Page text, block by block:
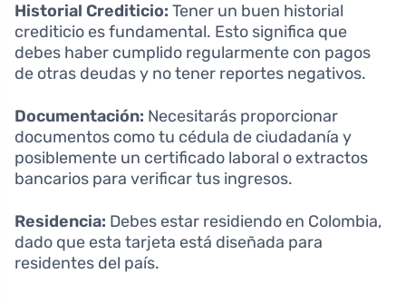
Historial Crediticio: Tener un buen historial
crediticio es fundamental. Esto significa que
debes haber cumplido regularmente con pagos
de otras deudas y no tener reportes negativos.
Documentación: Necesitarás proporcionar
documentos como tu cédula de ciudadanía y
posiblemente un certificado laboral o extractos
bancarios para verificar tus ingresos.
Residencia: Debes estar residiendo en Colombia,
dado que esta tarjeta está diseñada para
residentes del país.